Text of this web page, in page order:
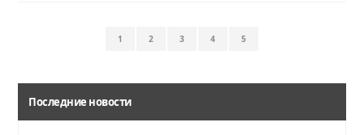
1 2 3 4 5
Последние новости